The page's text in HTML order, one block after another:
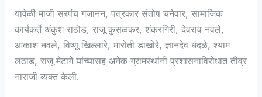
यावेळी माजी सरपंच गजानन, पत्रकार संतोष चनेवार, सामाजिक
कार्यकर्ते अंकुश राठोड, राजू कुसळकर, शंकरगिरी, देवराव नवले,
आकाश नवले, विष्णू खिल्लारे, मारोती डाखोरे, ज्ञानदेव धंदळे, श्याम
लठाड, राजू मेटागे यांच्यासह अनेक ग्रामस्थांनी प्रशासनाविरोधात तीव्र
नाराजी व्यक्त केली.